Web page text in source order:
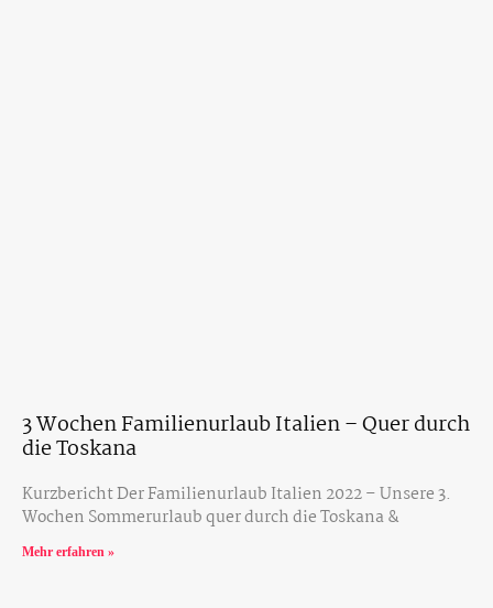
3 Wochen Familienurlaub Italien – Quer durch
die Toskana
Kurzbericht Der Familienurlaub Italien 2022 – Unsere 3.
Wochen Sommerurlaub quer durch die Toskana &
Mehr erfahren »